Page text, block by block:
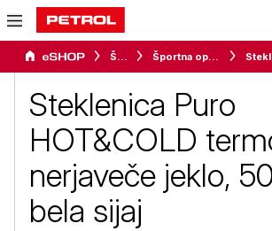
Šport Športna oprema
Steklenica Puro
HOT&COLD
nerjaveče jeklo,
bela sijaj